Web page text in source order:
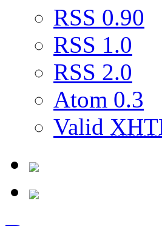
RSS 0.90
RSS 1.0
RSS 2.0
Atom 0.3
Valid